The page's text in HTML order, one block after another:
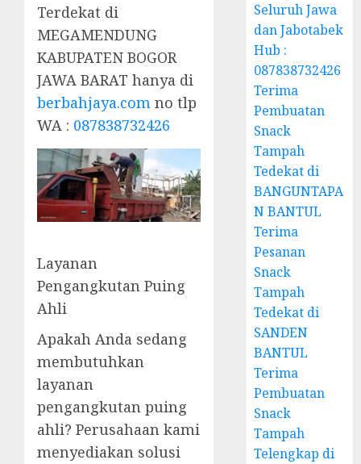
Terdekat di
MEGAMENDUNG
KABUPATEN BOGOR
JAWA BARAT hanya di
berbahjaya.com no tlp
WA : 087838732426
Layanan
Pengangkutan Puing
Ahli
Apakah Anda sedang
membutuhkan
layanan
pengangkutan puing
ahli? Perusahaan kami
menyediakan solusi
Seluruh Jawa
dan Jabotabek
Hub :
087838732426
Terima
Pembuatan
Snack
Tampah
Tedekat di
BANGUNTAPA
N BANTUL
Terima
Pesanan
Snack
Tampah
Tedekat di
SANDEN
BANTUL
Terima
Pembuatan
Snack
Tampah
Telengkap di